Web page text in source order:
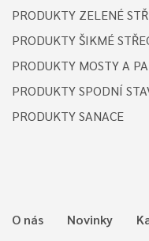
PRODUKTY ZELENÉ
PRODUKTY ŠIKMÉ
PRODUKTY MOSTY A
PRODUKTY SPODNÍ
PRODUKTY SANACE
O nás Novinky